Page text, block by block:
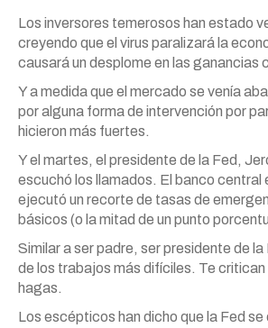
Los inversores temerosos han estado
creyendo que el virus paralizará la
causará un desplome en las ganancias
Y a medida que el mercado se venía
por alguna forma de intervención por
hicieron más fuertes.
Y el martes, el presidente de la Fed,
escuchó los llamados. El banco central
ejecutó un recorte de tasas de
básicos (o la mitad de un punto
Similar a ser padre, ser presidente de la
de los trabajos más difíciles. Te critican
hagas.
Los escépticos han dicho que la Fed se